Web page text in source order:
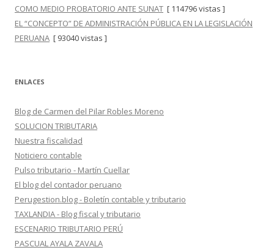
COMO MEDIO PROBATORIO ANTE SUNAT [ 114796 vistas ]
EL “CONCEPTO” DE ADMINISTRACIÓN PÚBLICA EN LA LEGISLACIÓN
PERUANA [ 93040 vistas ]
ENLACES
Blog de Carmen del Pilar Robles Moreno
SOLUCION TRIBUTARIA
Nuestra fiscalidad
Noticiero contable
Pulso tributario - Martín Cuellar
El blog del contador peruano
Perugestion.blog - Boletín contable y tributario
TAXLANDIA - Blog fiscal y tributario
ESCENARIO TRIBUTARIO PERÚ
PASCUAL AYALA ZAVALA